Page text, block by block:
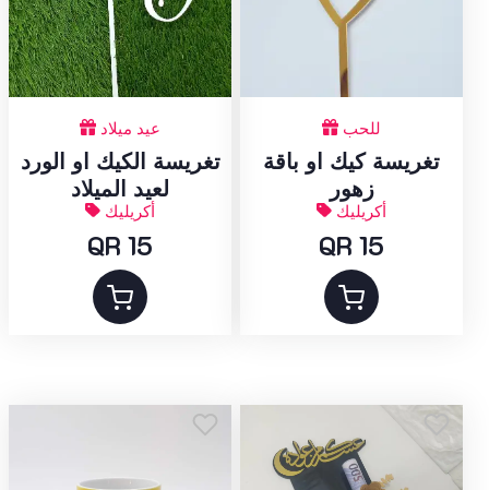
عيد ميلاد
تغريسة الكيك او الورد
لعيد الميلاد
أكريليك
QR 15
للحب
تغريسة كيك او باقة
زهور
أكريليك
QR 15